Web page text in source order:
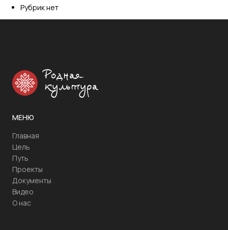
Рубрик нет
Родная
культура
МЕНЮ
Главная
Цель
Путь
Проекты
Документы
Видео
О нас